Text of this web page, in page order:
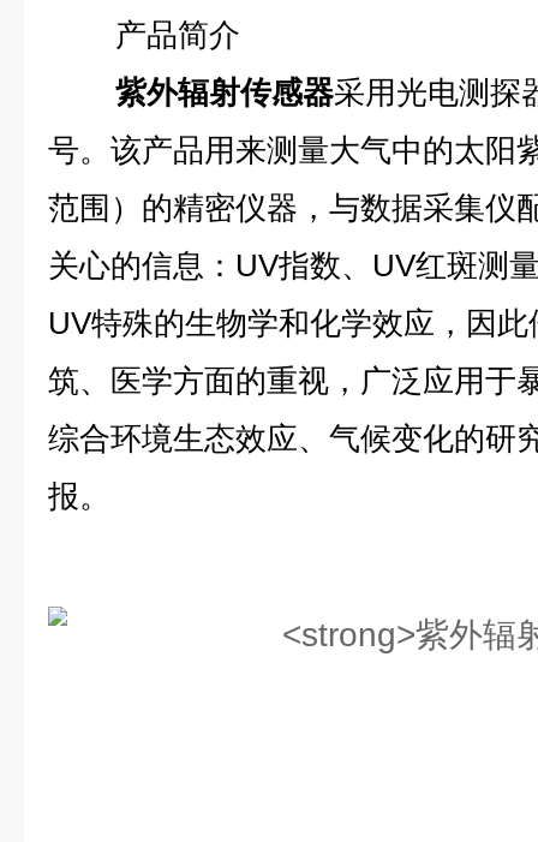
产品简介
紫外辐射传感器采用光电测探
号。该产品用来测量大气中的太阳
范围）的精密仪器，与数据采集仪
关心的信息：UV指数、UV红斑测
UV特殊的生物学和化学效应，因
筑、医学方面的重视，广泛应用于
综合环境生态效应、气候变化的研
报。